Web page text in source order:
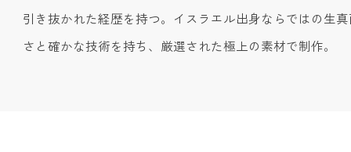
引き抜かれた経歴を持つ。イスラエル出身ならではの生
さと確かな技術を持ち、厳選された極上の素材で制作。